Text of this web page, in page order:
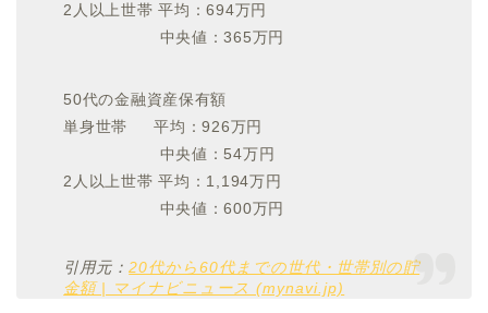
2人以上世帯 平均：694万円
中央値：365万円
50代の金融資産保有額
単身世帯 平均：926万円
中央値：54万円
2人以上世帯 平均：1,194万円
中央値：600万円
引用元：20代から60代までの世代・世帯別の貯
金額 | マイナビニュース (mynavi.jp)